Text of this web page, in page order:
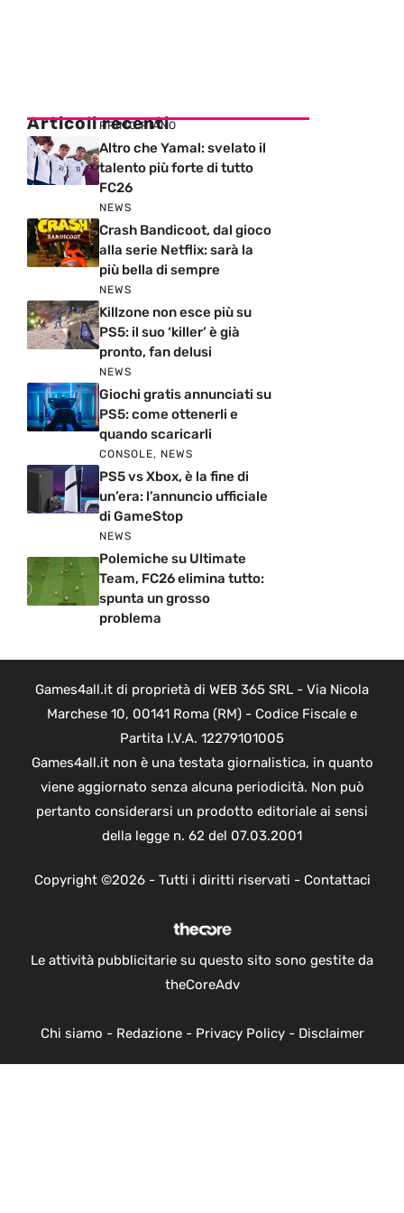
Articoli recenti
PRIMO PIANO
Altro che Yamal: svelato il
talento più forte di tutto
FC26
NEWS
Crash Bandicoot, dal gioco
alla serie Netflix: sarà la
più bella di sempre
NEWS
Killzone non esce più su
PS5: il suo ‘killer’ è già
pronto, fan delusi
NEWS
Giochi gratis annunciati su
PS5: come ottenerli e
quando scaricarli
CONSOLE, NEWS
PS5 vs Xbox, è la fine di
un’era: l’annuncio ufficiale
di GameStop
NEWS
Polemiche su Ultimate
Team, FC26 elimina tutto:
spunta un grosso
problema
Games4all.it di proprietà di WEB 365 SRL - Via Nicola
Marchese 10, 00141 Roma (RM) - Codice Fiscale e
Partita I.V.A. 12279101005
Games4all.it non è una testata giornalistica, in quanto
viene aggiornato senza alcuna periodicità. Non può
pertanto considerarsi un prodotto editoriale ai sensi
della legge n. 62 del 07.03.2001
Copyright ©2026 - Tutti i diritti riservati - Contattaci
Le attività pubblicitarie su questo sito sono gestite da
theCoreAdv
Chi siamo - Redazione- Privacy Policy- Disclaimer